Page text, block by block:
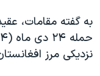
اقتصادی
علم و فناوری
اسرائیل در جنگ
حمله جمهوری اسلامی
رمز مهسا
ورزش زنان در ایران
زبانهای مختلف
به گفته مقامات،
نزدیکی مرز